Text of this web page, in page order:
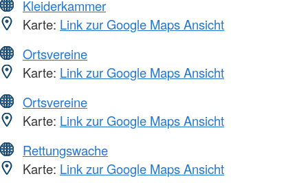
Kleiderkammer
Karte: Link zur Google Maps Ansicht
Ortsvereine
Karte: Link zur Google Maps Ansicht
Ortsvereine
Karte: Link zur Google Maps Ansicht
Rettungswache
Karte: Link zur Google Maps Ansicht